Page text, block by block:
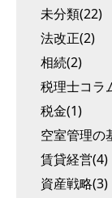
未分類(22)
法改正(2)
相続(2)
税理士コラ
税金(1)
空室管理の
賃貸経営(4)
資産戦略(3)